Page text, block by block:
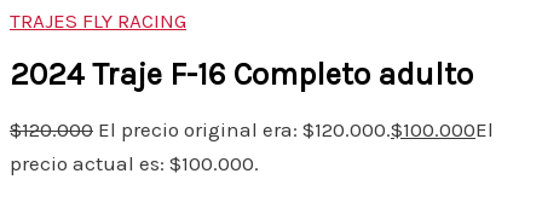
TRAJES FLY RACING
2024 Traje F-16 Completo adulto
$120.000 El precio original era: $120.000.$100.000El
precio actual es: $100.000.